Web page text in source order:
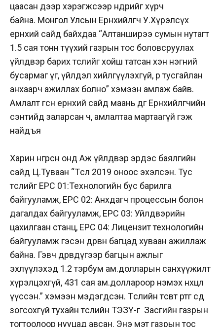
цаасан дээр хэрэгжсээр өнөөдрийг хүрч
байна. Монгол Улсын Ерөнхийлөгч У.Хүрэлсүх
ерөнхий сайд байхдаа “Алтанширээ сумын нутагт
1.5 сая тонн түүхий газрын тос боловсруулах
үйлдвэр барих төслийг хойш татсан хэн нэгний
бусармаг үг, үйлдэл хийлгүүлэхгүй, өөрөө тусгайлан
анхаарч ажиллах болно” хэмээн амлаж байв.
Амлалт өгсөн ерөнхий сайд маань өдгөө Ерөнхийлөгчийн
сэнтийд заларсан ч, амлалтаа мартаагүй гэж
найдъя
Харин өнгөрсөн онд Аж үйлдвэр эрдэс баялгийн
сайд Ц.Туваан “Төсөл 2019 оноос эхэлсэн. Тус
төслийг ЕРС 01:Технологийн бус барилга
байгууламж, ЕРС 02: Анхдагч процессын болон
дагалдах байгууламж, ЕРС 03: Уйлдвэрийн
цахилгаан станц, ЕРС 04: Лицензит технологийн
байгууламж гэсэн дөрвөн багцад хуваан ажиллаж
байна. Гэвч дөрөвдүгээр багцын ажлыг
эхлүүлэхэд 1.2 тэрбум ам.долларын санхүүжилт
хүрэлцэхгүй, 431 сая ам.доллароор нэмэх нөхцөл
үүссэн.” хэмээн мэдэгдсэн. Төслийн төсөвт өртөг өсөөд
зогсохгүй тухайн төслийн ТЭЗҮ-г Засгийн газрын
тогтоолоор нууцад авсан. Энэ мэт газрын тос